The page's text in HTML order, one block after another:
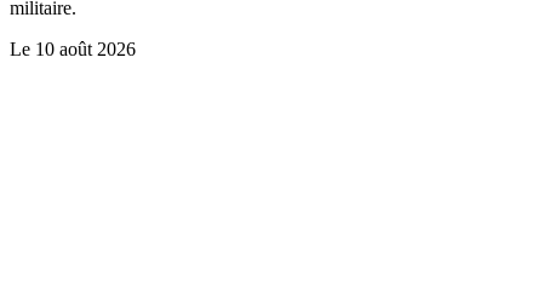
militaire.
Le 10 août 2026